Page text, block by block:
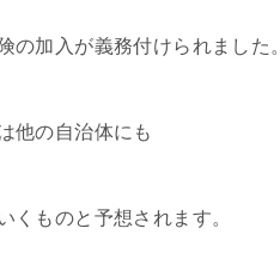
の加入が義務付けられました。
他の自治体にも
くものと予想されます。